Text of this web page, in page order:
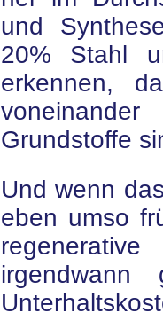
und
20% Stahl
erkennen,
Grundstoffe
Und wenn
eben umso